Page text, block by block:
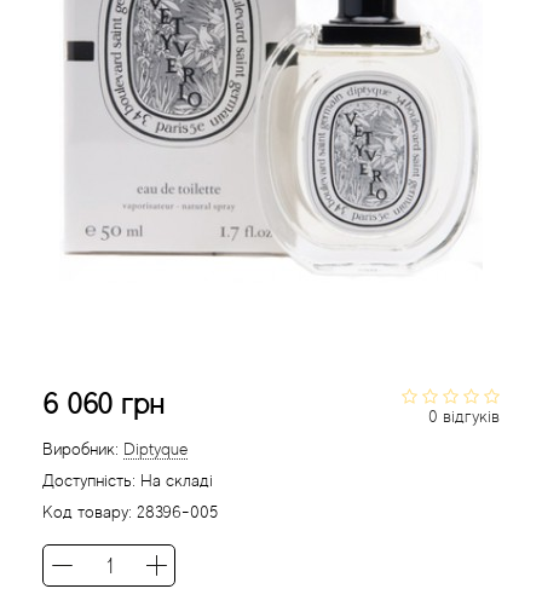
0 відгуків
6 060 грн
Виробник: Diptyque
Доступність: На складі
Код товару: 28396-005
Acqua di Parma
Acqua di Sardegna
Aedes de Venustas
Agatha Ruiz de la Prada
Agent Provocateur